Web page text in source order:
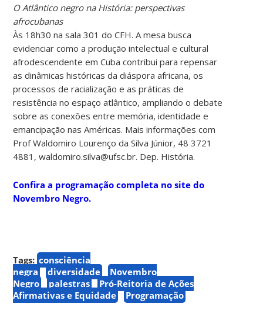
O Atlântico negro na História: perspectivas
afrocubanas
Às 18h30 na sala 301 do CFH. A mesa busca
evidenciar como a produção intelectual e cultural
afrodescendente em Cuba contribui para repensar
as dinâmicas históricas da diáspora africana, os
processos de racialização e as práticas de
resistência no espaço atlântico, ampliando o debate
sobre as conexões entre memória, identidade e
emancipação nas Américas. Mais informações com
Prof Waldomiro Lourenço da Silva Júnior, 48 3721
4881, waldomiro.silva@ufsc.br. Dep. História.
Confira a programação completa no site do
Novembro Negro.
Tags: consciência
negra
diversidade
Novembro
Negro
palestras
Pró-Reitoria de Ações
Afirmativas e Equidade
Programação